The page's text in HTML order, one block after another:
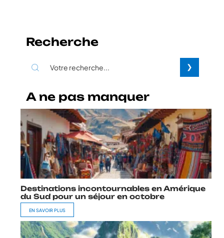
Recherche
A ne pas manquer
Destinations incontournables en Amérique
du Sud pour un séjour en octobre
EN SAVOIR PLUS